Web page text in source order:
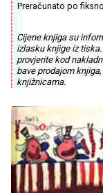
Preračunato po
Cijene knjiga su
izlasku knjige iz
provjerite kod
bave prodajom
knjižnicama.